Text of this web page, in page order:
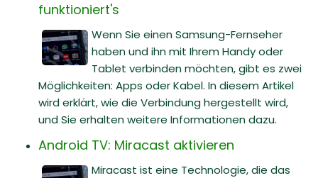
funktioniert's
Wenn Sie einen Samsung-Fernseher
haben und ihn mit Ihrem Handy oder
Tablet verbinden möchten, gibt es zwei
Möglichkeiten: Apps oder Kabel. In diesem Artikel
wird erklärt, wie die Verbindung hergestellt wird,
und Sie erhalten weitere Informationen dazu.
Android TV: Miracast aktivieren
Miracast ist eine Technologie, die das